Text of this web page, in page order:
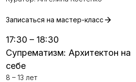
Записаться на мастер-класс
17:30 – 18:30
Супрематизм: Архитектон на
себе
8 – 13 лет